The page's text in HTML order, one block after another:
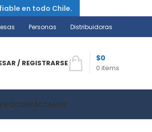
Personas Distribuidoras
/ REGISTRARSE
0 items
$0
FAQCONTÁCTANOS
en todo Chile.